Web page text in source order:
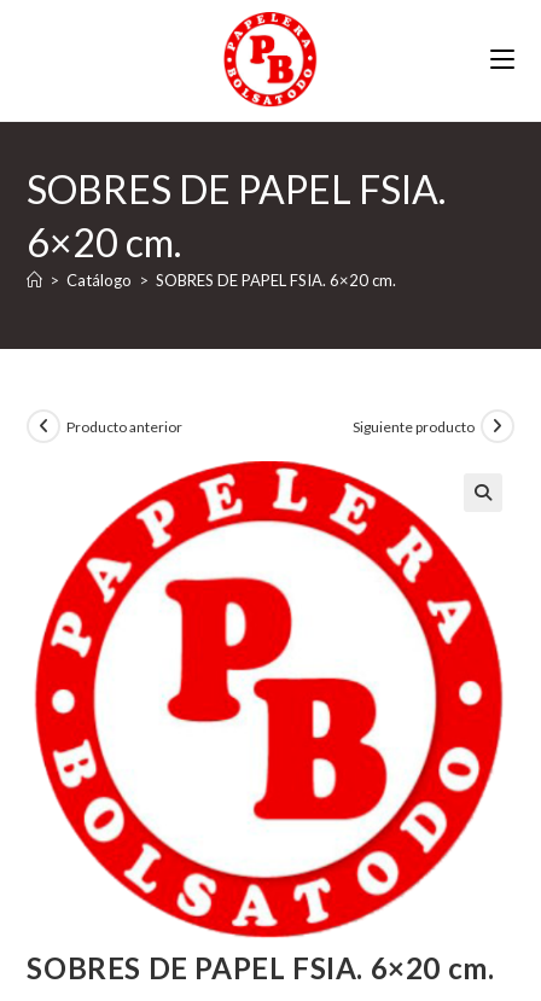
SOBRES DE PAPEL FSIA.
6×20 cm.
> Catálogo > SOBRES DE PAPEL FSIA. 6×20 cm.
Producto anterior Siguiente producto
SOBRES DE PAPEL FSIA. 6×20 cm.